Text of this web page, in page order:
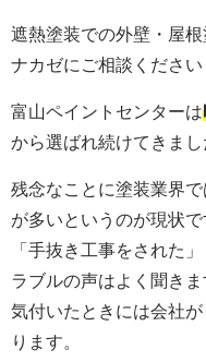
遮熱塗装での外壁・屋
ナカゼにご相談ください
富山ペイントセンターは
から選ばれ続けてきまし
残念なことに塗装業界
が多いというのが現状で
「手抜き工事をされた
ラブルの声はよく聞きま
気付いたときには会社
ります。